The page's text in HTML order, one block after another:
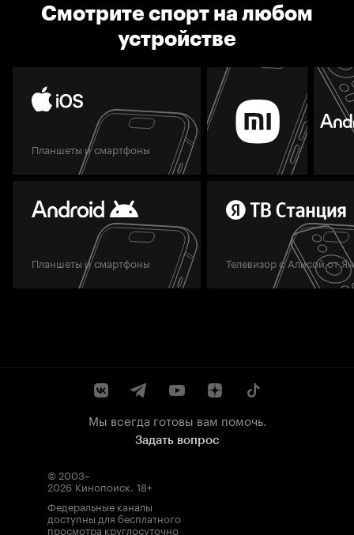
Смотрите спорт на любом
устройстве
Планшеты и смартфоны
Планшеты и смартфоны Телевизор с Алисой от
Мы всегда готовы вам помочь.
Задать вопрос
© 2003–
2026 Кинопоиск. 18+
Федеральные каналы
доступны для бесплатного
просмотра круглосуточно